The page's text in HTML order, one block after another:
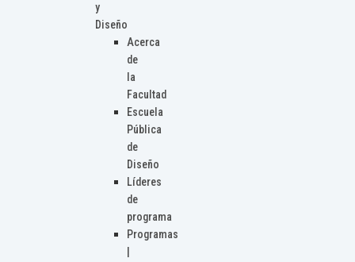
y
Diseño
Acerca
de
la
Facultad
Escuela
Pública
de
Diseño
Líderes
de
programa
Programas